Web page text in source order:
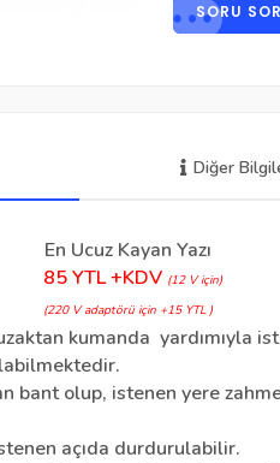
SORU SOR
Diğer
En Ucuz Kayan Yazı
85 YTL +KDV (12 V için)
(220 V adaptörü için +15 YTL )
kumanda yardımıyla
bant olup, istenen yere
açıda durdurulabilir.